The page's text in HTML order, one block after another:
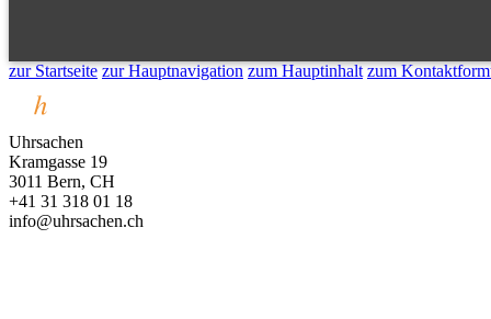
zur Startseite zur Hauptnavigation zum Hauptinhalt zum
Uhrsachen
Kramgasse 19
3011 Bern, CH
+41 31 318 01 18
info@uhrsachen.ch